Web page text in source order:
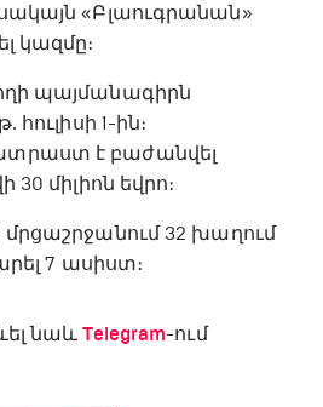
«Բլաուգրանան»
կազմը։
պայմանագիրն
1-ին։
է բաժանվել
միլիոն եվրո։
32 խաղում
7 ասիստ։
նաև Telegram-ում